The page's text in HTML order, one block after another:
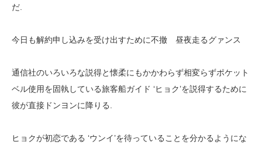
だ.
今日も解約申し込みを受け出すために不撤 昼夜走るグァンス
通信社のいろいろな説得と懐柔にもかかわらず相変らずポケット
ベル使用を固執している旅客船ガイド ‘ヒョク’を説得するために
彼が直接ドンヨンに降りる.
ヒョクが初恋である ‘ウンイ’を待っていることを分かるようにな